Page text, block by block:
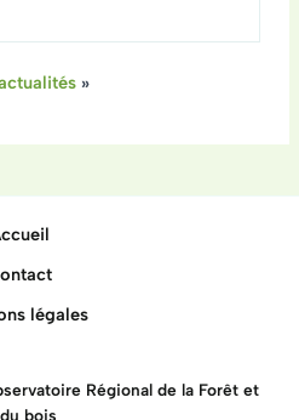
»
légales
Régional de la Forêt et
du bois